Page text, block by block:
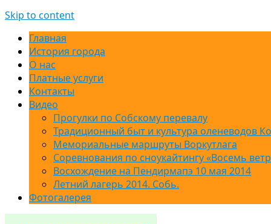
Skip to content
Главная
История города
О нас
Платные услуги
Контакты
Видео
Прогулки по Собскому перевалу
Традиционный быт и культура оленеводов
Мемориальные маршруты Воркутлага
Соревнования по сноукайтингу «Восемь
Восхождение на Пендирмапэ 10 мая 2014
Летний лагерь 2014. Собь.
Фотогалерея